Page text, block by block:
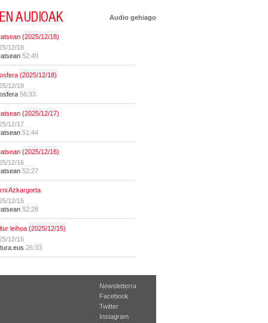
AUDIOAK Audio gehiago
(2025/12/18)
12/18
52:49
(2025/12/18)
12/18
56:33
(2025/12/17)
12/17
51:44
(2025/12/16)
12/16
52:27
Azkargorta
12/15
52:28
leihoa (2025/12/15)
12/15
26:33
Newsletterra
Facebook
Twitter
Instagram